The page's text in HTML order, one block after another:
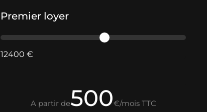
Premier loyer
12400 €
A partir de500€/mois TTC